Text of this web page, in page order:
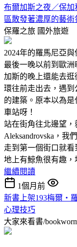
布爾加斯之夜／保
區散發著濃厚的藝術
保羅之旅 國外旅遊
2024年的羅馬尼亞
最後一晚以前到歐
加斯的晚上還能去逛
環往前走出去，遇
的建築。原本以為
車站呀！
站在街角往北邊望
Aleksandrovska，我
走到第一個街口就看
地上有鯨魚很有趣，
繼續閱讀
1個月前
新書上架193梅爾‧
心理技巧
大家來看書/